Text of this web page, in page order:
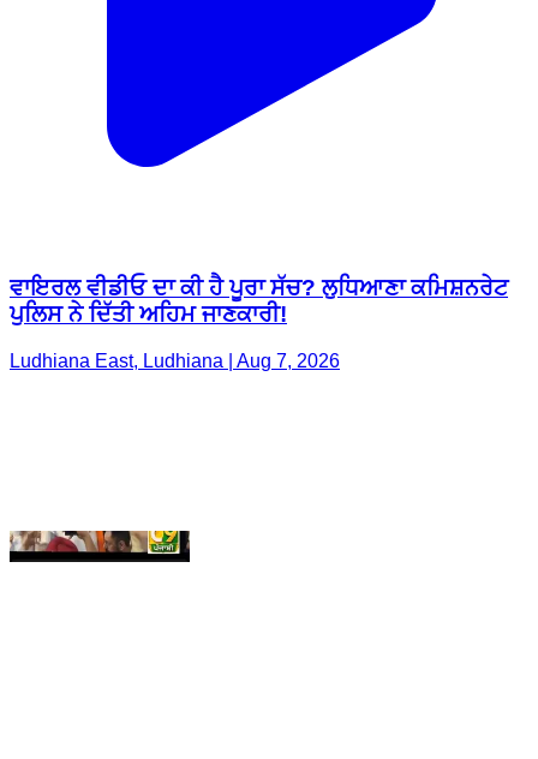
ਵਾਇਰਲ ਵੀਡੀਓ ਦਾ ਕੀ ਹੈ ਪੂਰਾ ਸੱਚ? ਲੁਧਿਆਣਾ ਕਮਿਸ਼ਨਰੇਟ
ਪੁਲਿਸ ਨੇ ਦਿੱਤੀ ਅਹਿਮ ਜਾਣਕਾਰੀ!